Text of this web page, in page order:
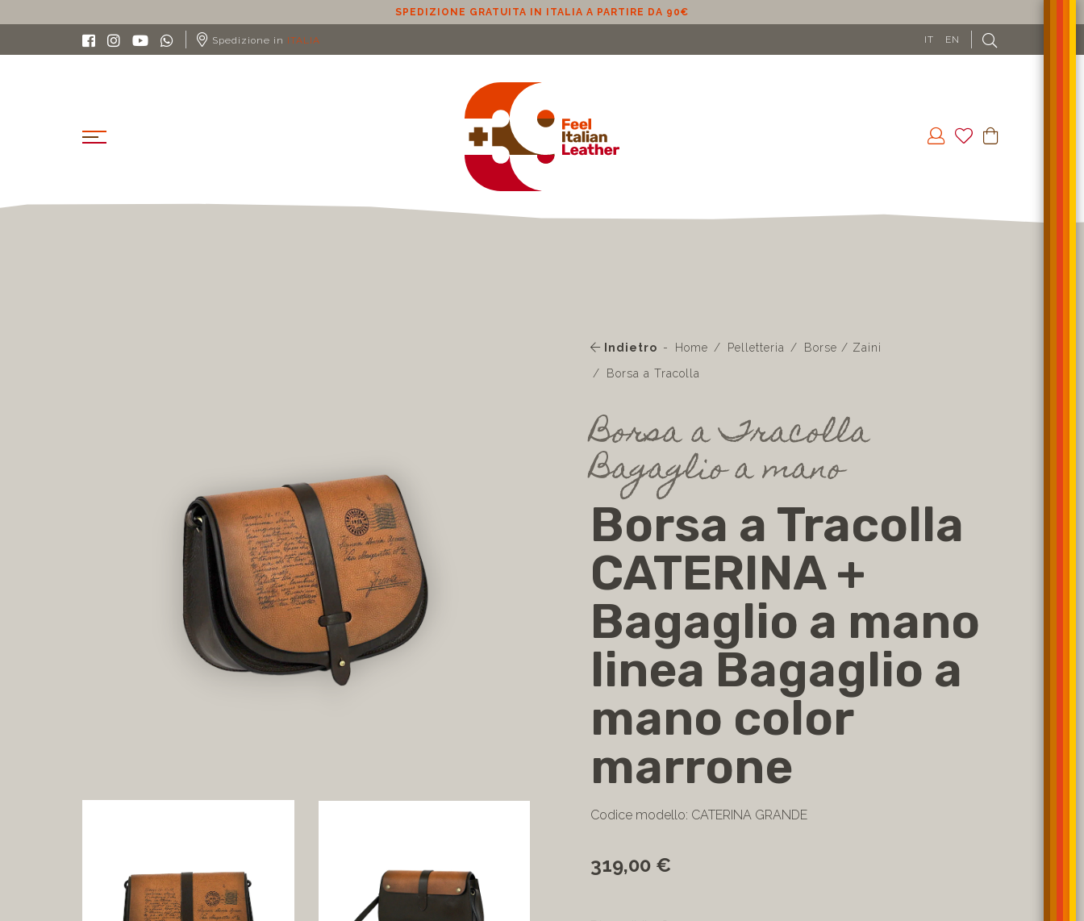
SPEDIZIONE GRATUITA IN ITALIA A PARTIRE DA 90€
Spedizione in ITALIA IT EN
Indietro Home Pelletteria
Borse / Zaini
Borsa a Tracolla
Borsa a Tracolla
Bagaglio a mano
Borsa a Tracolla
CATERINA +
Bagaglio a mano
linea Bagaglio a
mano color
marrone
Codice modello: CATERINA GRANDE
319,00 €